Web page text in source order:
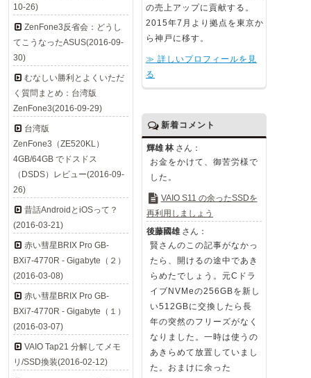
の売上アップに貢献する。
2015年7月より拠点を東京か
ら神戸に移す。
≫ 詳しいプロフィールを見
る
10-26)
ZenFone3反省会：どうし
てこうなったASUS(2016-09-
30)
むなしい勝利とよくいただ
く質問まとめ：台湾版
ZenFone3(2016-09-29)
台湾版
ZenFone3（ZE520KL）
4GB/64GB でドスドス
（DSDS）レビュー(2016-09-
26)
昔話AndroidとiOSって？
(2016-03-21)
赤い彗星BRIX Pro GB-
BXi7-4770R - Gigabyte（２）
(2016-03-08)
赤い彗星BRIX Pro GB-
BXi7-4770R - Gigabyte（１）
(2016-03-07)
VAIO Tap21 分解してメモ
リ/SSD換装(2016-02-12)
新着コメント
輝雄 林さん：
お金をかけて、御苦労様で
した。
VAIO S11 の余ったSSDを
再利用しましょう
後藤國雄さん：
賢さんのこの記事がなかっ
たら、開けるの途中であき
らめたでしょう。元Cドラ
イブNVMeの256GBを新し
い512GBに交換したら長
年の突然のフリーズがなく
なりました。一時は使うの
あきらめて放置していまし
た。おまけに余った